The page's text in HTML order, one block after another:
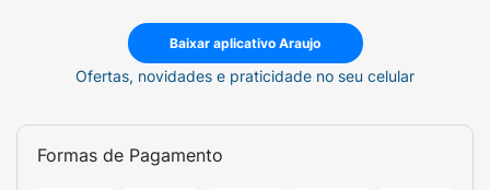
Baixar aplicativo Araujo
Ofertas, novidades e praticidade no seu celular
Formas de Pagamento